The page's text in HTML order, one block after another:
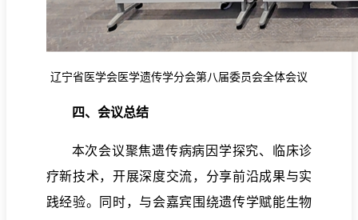
辽宁省医学会医学遗传学分会第八届委员会全体会议
四、会议总结
本次会议聚焦遗传病病因学探究、临床诊
疗新技术，开展深度交流，分享前沿成果与实
践经验。同时，与会嘉宾围绕遗传学赋能生物